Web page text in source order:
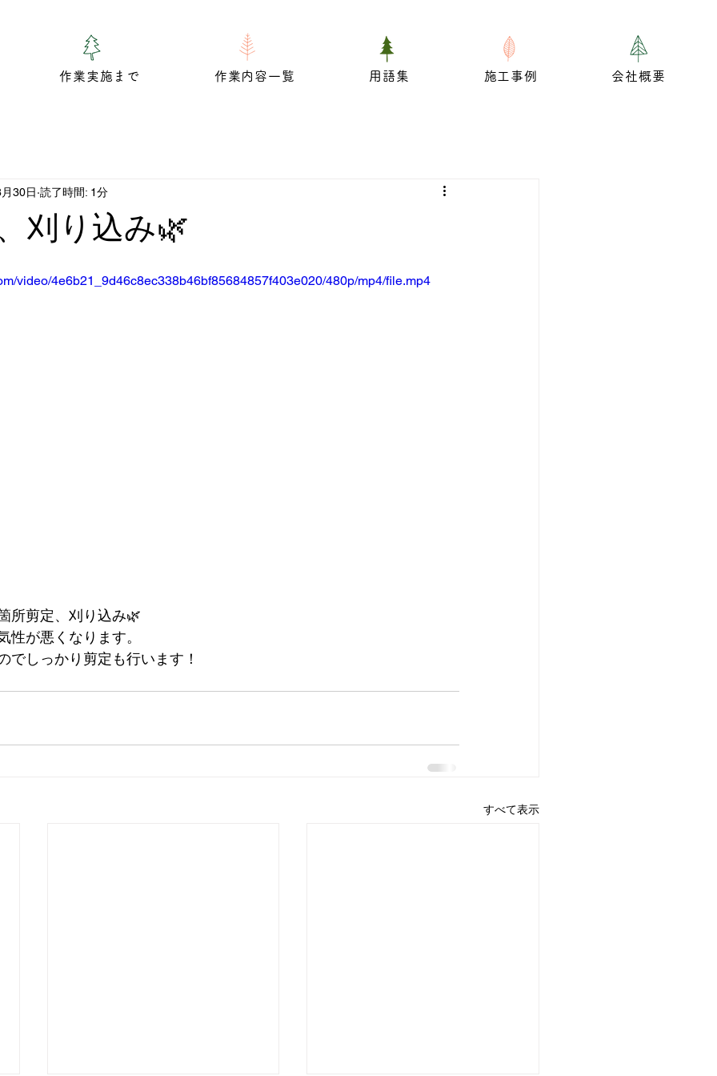
作業実施まで 作業内容一覧 用語集 施工事例 会社概要
刈り込み🌿
30日 読了時間: 1分
video/4e6b21_9d46c8ec338b46bf85684857f403e020/480p/mp4/file.mp4
所剪定、刈り込み🌿
性が悪くなります。
でしっかり剪定も行います！
すべて表示